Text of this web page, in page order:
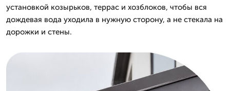
установкой козырьков, террас и хозблоков, чтобы вся
дождевая вода уходила в нужную сторону, а не стекала на
дорожки и стены.